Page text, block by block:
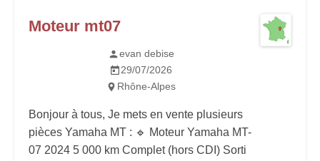
Moteur mt07
evan debise
29/07/2026
Rhône-Alpes
Bonjour à tous, Je mets en vente plusieurs
pièces Yamaha MT : 🔹 Moteur Yamaha MT-
07 2024 5 000 km Complet (hors CDI) Sorti